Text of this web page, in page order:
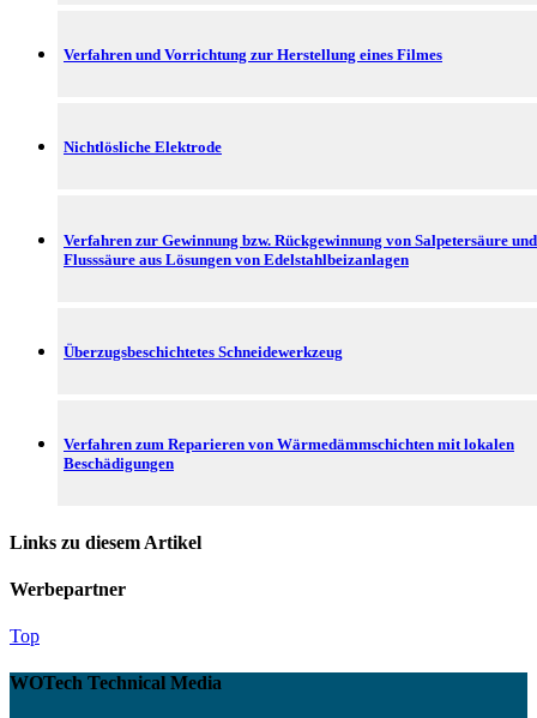
Verfahren und Vorrichtung zur Herstellung eines Filmes
Nichtlösliche Elektrode
Verfahren zur Gewinnung bzw. Rückgewinnung von Salpetersäure und
Flusssäure aus Lösungen von Edelstahlbeizanlagen
Überzugsbeschichtetes Schneidewerkzeug
Verfahren zum Reparieren von Wärmedämmschichten mit lokalen
Beschädigungen
Links zu diesem Artikel
Werbepartner
Top
WOTech Technical Media